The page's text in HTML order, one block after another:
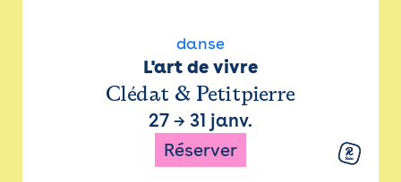
danse
L'art de vivre
Clédat & Petitpierre
27 → 31 janv.
Réserver